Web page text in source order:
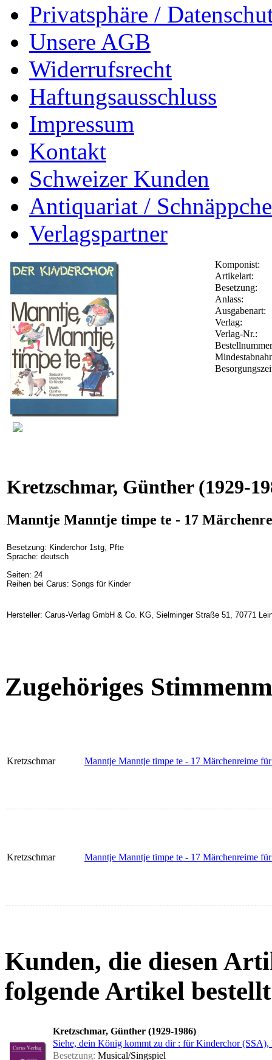
Privatsphäre /
Unsere AGB
Widerrufsrecht
Haftungsausschluss
Impressum
Kontakt
Schweizer Kunden
Antiquariat /
Verlagspartner
Komponist:
Artikelart:
Besetzung:
Anlass:
Ausgabenart:
Verlag:
Verlag-Nr.:
Kretzschmar, Günther(1929-
Manntje Manntje timpe te - 17
Besetzung: Kinderchor 1stg, Pfte
Sprache: deutsch
Seiten: 24
Reihen bei Carus: Songs für Kinder
Hersteller: Carus-Verlag GmbH & Co. KG, Sielminger Straße 51, 70771
Zugehöriges
Kretzschmar Manntje Manntje timpe te - 17 Märchenreime
Kretzschmar Manntje Manntje timpe te - 17 Märchenreime
Kunden, die diesen
folgende Artikel
Kretzschmar, Günther (1929-1986)
Siehe, dein König kommt zu dir : für Kinderchor
Besetzung: Musical/Singspiel